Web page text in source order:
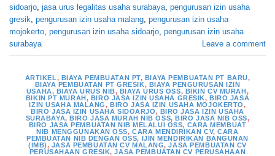
sidoarjo jasa urus legalitas usaha surabaya pengurusan izin usaha
gresik pengurusan izin usaha malang pengurusan izin usaha
mojokerto pengurusan izin usaha sidoarjo pengurusan izin usaha
surabaya
Leave a comment
ARTIKEL, BIAYA PEMBUATAN PT, BIAYA PEMBUATAN PT BARU,
BIAYA PEMBUATAN PT GRESIK, BIAYA PENGURUSAN IZIN
USAHA, BIAYA URUS NIB, BIAYA URUS OSS, BIKIN CV MURAH,
BIKIN PT MURAH, BIRO JASA IZIN USAHA GRESIK,BIRO JASA
IZIN USAHA MALANG,BIRO JASA IZIN USAHA MOJOKERTO,
BIRO JASA IZIN USAHA SIDOARJO, BIRO JASA IZIN USAHA
SURABAYA,BIRO JASA MURAH NIB OSS,BIRO JASA NIB OSS,
BIRO JASA PEMBUATAN NIB MELALUI OSS, CARA MEMBUAT
NIB MENGGUNAKAN OSS,CARA MENDIRIKAN CV,CARA
PEMBUATAN NIB DENGAN OSS, IJIN MENDIRIKAN BANGUNAN
(IMB), JASA PEMBUATAN CV MALANG,JASA PEMBUATAN CV
PERUSAHAAN GRESIK,JASA PEMBUATAN CV PERUSAHAAN